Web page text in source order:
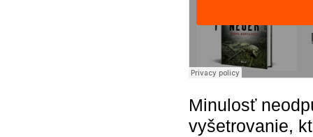
Minulosť
vyšetrovanie,